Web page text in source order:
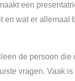
een
en wat er allemaal
de persoon
vragen. Vaak